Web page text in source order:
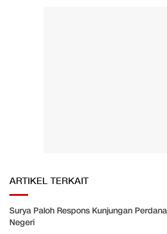
ARTIKEL TERKAIT
Surya Paloh Respons Kunjungan
Negeri